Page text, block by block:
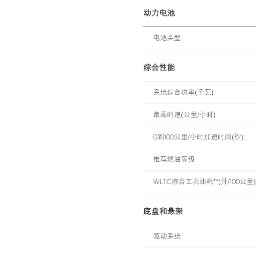
动力电池
电池类型
综合性能
系统综合功率(千瓦)
最高时速(公里/小时)
0到100公里/小时加速时间(秒)
推荐燃油等级
WLTC综合工况油耗**(升/100公里)
底盘和悬架
驱动系统